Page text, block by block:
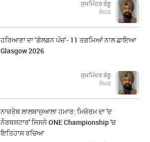
ਸੁਖਮਿੰਦਰ ਭੰਗੂ
ਲੇਖਕ
ਹਰਿਆਣਾ ਦਾ ‘ਗੋਲਡਨ ਪੰਚ’- 11 ਤਗਮਿਆਂ ਨਾਲ ਛਾਇਆ
Glasgow 2026
ਸੁਖਮਿੰਦਰ ਭੰਗੂ
ਲੇਖਕ
ਨਾਜ਼ਰੇਥ ਲਾਲਥਾਜੁਆਲਾ ਹਮਾਰ: ਮਿਜ਼ੋਰਮ ਦਾ 'ਦ
ਨੌਰਥਸਟਾਰ' ਜਿਸਨੇ ONE Championship 'ਚ
ਇਤਿਹਾਸ ਰਚਿਆ